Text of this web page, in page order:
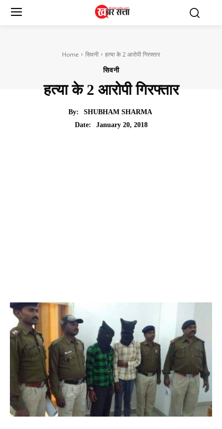
Home सिवनी हत्या के 2 आरोपी गिरफ्तार
सिवनी
हत्या के 2 आरोपी गिरफ्तार
By:
SHUBHAM SHARMA
Date:
January 20, 2018